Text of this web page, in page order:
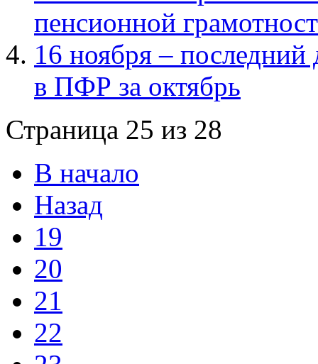
пенсионной
16 ноября – последний
в ПФР за октябрь
Страница 25 из 28
В начало
Назад
19
20
21
22